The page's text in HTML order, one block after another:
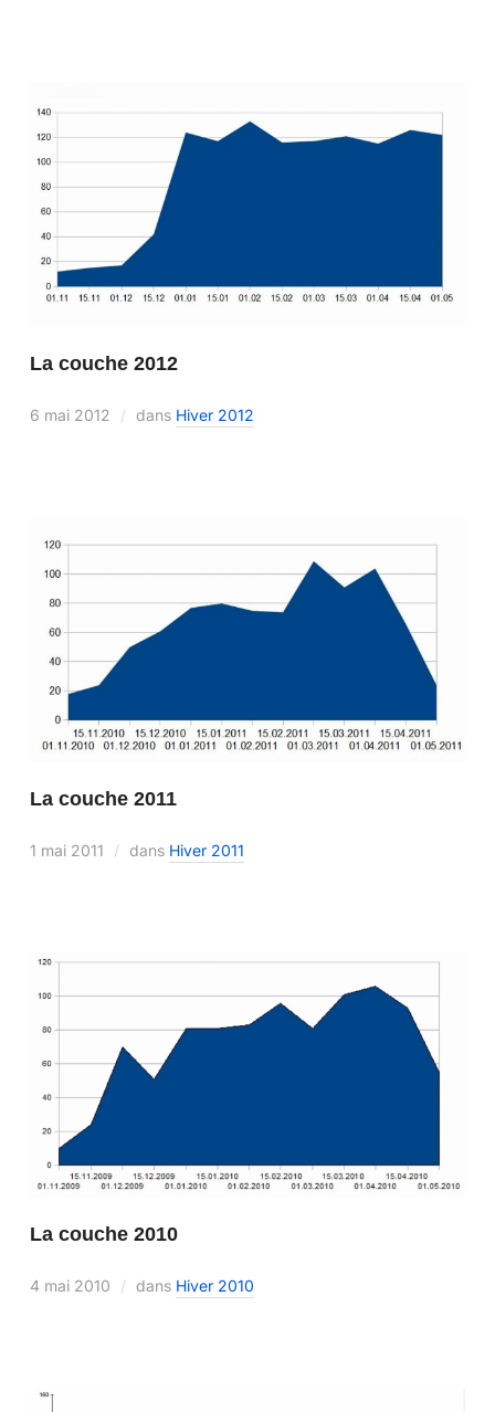
La couche 2012
6 mai 2012 dans Hiver 2012
La couche 2011
1 mai 2011 dans Hiver 2011
La couche 2010
4 mai 2010 dans Hiver 2010